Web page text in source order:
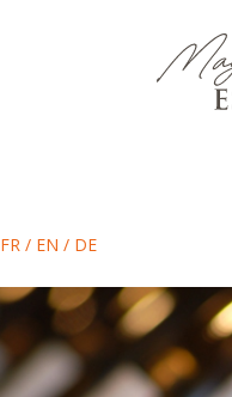
FR / EN / DE